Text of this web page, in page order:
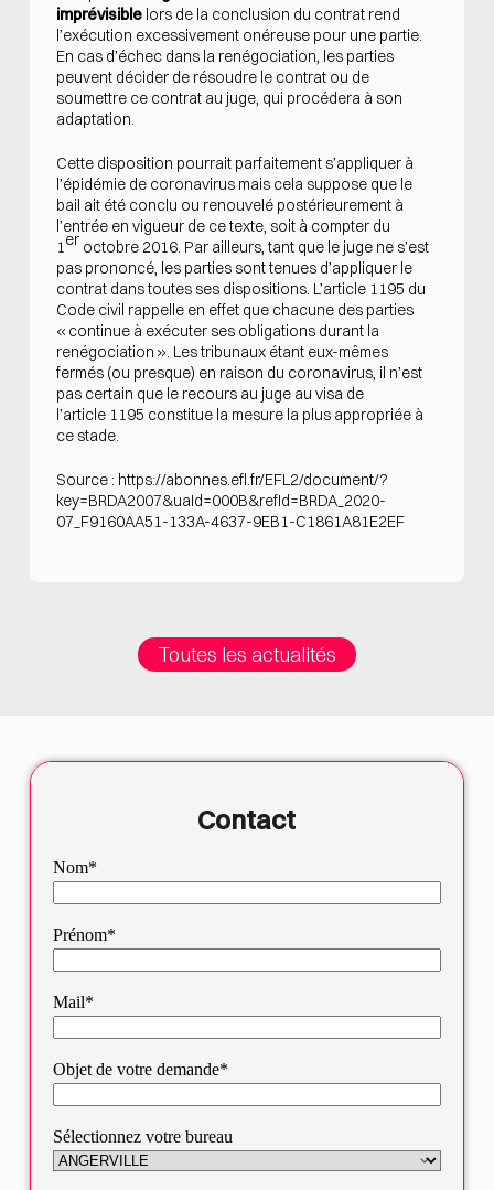
imprévisiblelors de la conclusion du contrat rend
l’exécution excessivement onéreuse pour une partie.
En cas d’échec dans la renégociation, les parties
peuvent décider de résoudre le contrat ou de
soumettre ce contrat au juge, qui procédera à son
adaptation.
Cette disposition pourrait parfaitement s’appliquer à
l’épidémie de coronavirus mais cela suppose que le
bail ait été conclu ou renouvelé postérieurement à
l’entrée en vigueur de ce texte, soit à compter du
1 er octobre 2016. Par ailleurs, tant que le juge ne s’est
pas prononcé, les parties sont tenues d’appliquer le
contrat dans toutes ses dispositions. L’article 1195 du
Code civil rappelle en effet que chacune des parties
« continue à exécuter ses obligations durant la
renégociation ». Les tribunaux étant eux-mêmes
fermés (ou presque) en raison du coronavirus, il n’est
pas certain que le recours au juge au visa de
l’article 1195 constitue la mesure la plus appropriée à
ce stade.
Source : https://abonnes.efl.fr/EFL2/document/?
key=BRDA2007&uaId=000B&refId=BRDA_2020-
07_F9160AA51-133A-4637-9EB1-C1861A81E2EF
Toutes les actualités
Contact
Nom*
Prénom*
Mail*
Objet de votre demande*
Sélectionnez votre bureau